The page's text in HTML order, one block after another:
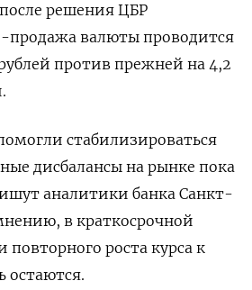
решения ЦБР
продажа валюты проводится
против прежней на 4,2
стабилизироваться
дисбалансы на рынке пока
аналитики банка Санкт-
в краткосрочной
повторного роста курса к
остаются.